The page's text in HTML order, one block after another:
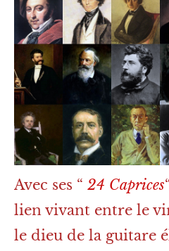
Avec ses “ 24 Caprices
lien vivant entre le
le dieu de la guitare